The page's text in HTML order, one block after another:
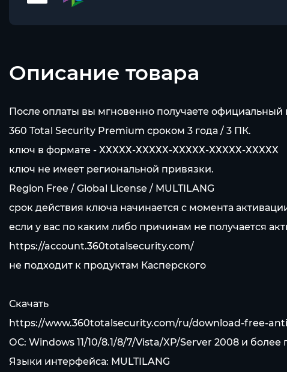
Описание товара
После оплаты вы мгновенно получаете
360 Total Security Premium сроком 3 года / 3 ПК.
ключ в формате - ХХХХХ-ХХХХХ-ХХХХХ-ХХХХХ-ХХХХХ
ключ не имеет региональной привязки.
Region Free / Global License / MULTILANG
срок действия ключа начинается с момента
если у вас по каким либо причинам не получается
https://account.360totalsecurity.com/
не подходит к продуктам Касперского
Скачать
https://www.360totalsecurity.com/ru/download-free-
ОС: Windows 11/10/8.1/8/7/Vista/XP/Server 2008 и более
Языки интерфейса: MULTILANG